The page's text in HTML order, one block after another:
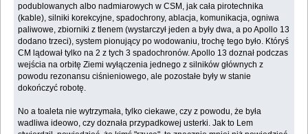
podublowanych albo nadmiarowych w CSM, jak cała pirotechnika
(kable), silniki korekcyjne, spadochrony, ablacja, komunikacja, ogniwa
paliwowe, zbiorniki z tlenem (wystarczył jeden a były dwa, a po Apollo 13
dodano trzeci), system pionujący po wodowaniu, trochę tego było. Któryś
CM lądował tylko na 2 z tych 3 spadochronów. Apollo 13 doznał podczas
wejścia na orbitę Ziemi wyłączenia jednego z silników głównych z
powodu rezonansu ciśnieniowego, ale pozostałe były w stanie
dokończyć robotę.
No a toaleta nie wytrzymała, tylko ciekawe, czy z powodu, że była
wadliwa ideowo, czy doznała przypadkowej usterki. Jak to Lem